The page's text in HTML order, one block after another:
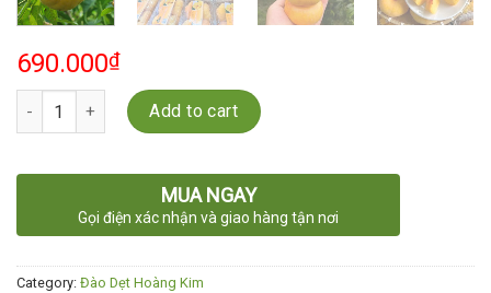
690.000₫
Quantity Add to cart
MUA NGAY
Gọi điện xác nhận và giao hàng tận nơi
Category: Đào Dẹt Hoàng Kim